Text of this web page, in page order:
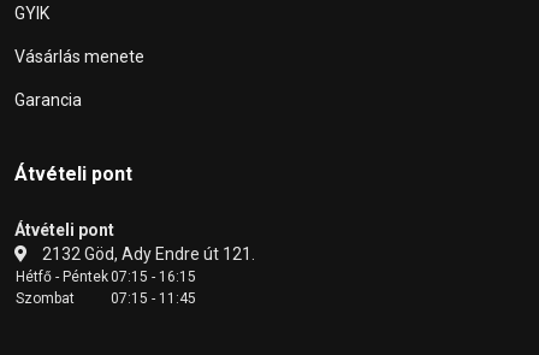
GYIK
Vásárlás menete
Garancia
Átvételi pont
Átvételi pont
2132 Göd, Ady Endre út 121.
Hétfő - Péntek07:15 - 16:15
Szombat
07:15 - 11:45